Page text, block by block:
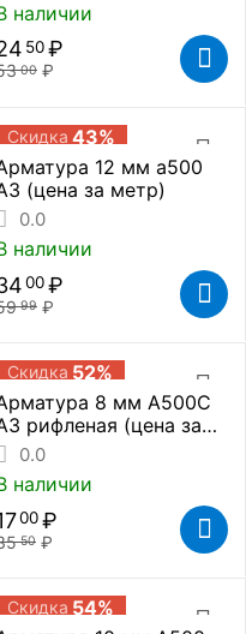
наличии
00 ₽
50 ₽
Скидка 43%
12 мм а500
(цена за метр)
0.0
наличии
99 ₽
00 ₽
Скидка 52%
8 мм А500С
рифленая (цена за
погонный)
0.0
наличии
50 ₽
00 ₽
Скидка 54%